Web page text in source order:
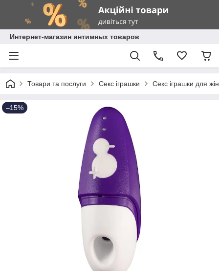
Интернет-магазин интимных товаров
Товари та послуги Секс іграшки Секс іграшки для
–15%